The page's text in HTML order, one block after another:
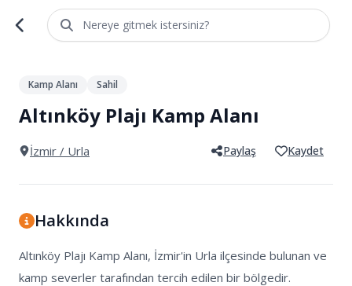
Nereye gitmek istersiniz?
/3
Kamp Alanı Sahil
Altınköy Plajı Kamp Alanı
İzmir / Urla Paylaş Kaydet
Hakkında
Altınköy Plajı Kamp Alanı, İzmir'in Urla ilçesinde bulunan ve
kamp severler tarafından tercih edilen bir bölgedir.